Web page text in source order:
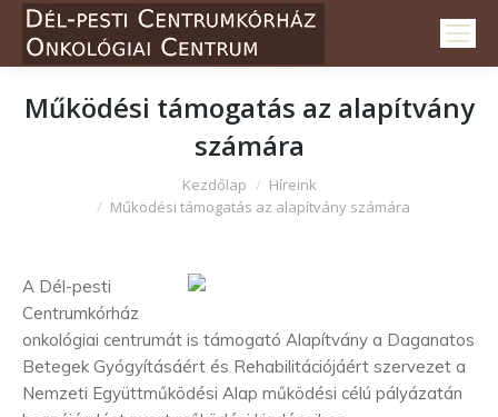
Működési támogatás az alapítvány
számára
Kezdőlap
Híreink
Működési támogatás az alapítvány számára
A Dél-pesti
Centrumkórház
onkológiai centrumát is támogató Alapítvány a Daganatos
Betegek Gyógyításáért és Rehabilitációjáért szervezet a
Nemzeti Együttműködési Alap működési célú pályázatán